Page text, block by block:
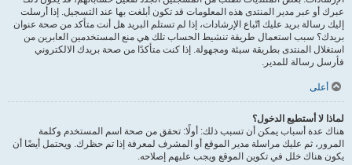
عبرك أو عبر مدير المنتدى هذه المعلومات قد تكون أبلغت بها عند التسجيل. إذا أرسلت
إليك رسالة بريد عليك اتّباع الإرشادات، إذا لم تستلم البريد هل أنت متأكد من صحة عنوان
بريدك؟ سبب استعمال طريقة تنشيط الحساب تلك هي منع المستخدمين العابرين من
استغلال المنتدى بطريقة سيئة ومجهولة. إذا كنت متأكدًا من صحة بريدك الالكتروني
فأرسل رسالة للمدير.
أعلى
لماذا لا أستطيع الدخول؟
هناك عدة أسباب يمكن أن تسبب ذلك: أولًا: تحقق من صحة اسم المستخدم وكلمة
المرور، ثم عليك مراسلة مدير الموقع أو المشرف لمعرفة إذا تم حظرك. ويحتمل أيضًا أن
يكون هناك خلل في تكوين الموقع ويجب عليهم إصلاحه.